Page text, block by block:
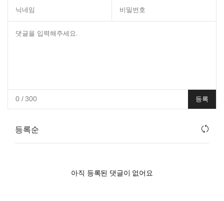
0/ 300 등록
등록순
아직 등록된 댓글이 없어요